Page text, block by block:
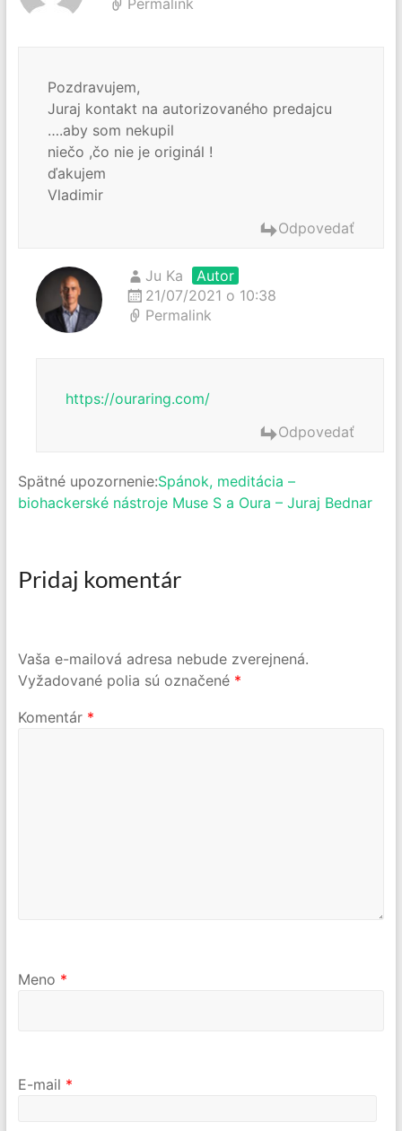
Pozdravujem,
Juraj kontakt na autorizovaného predajcu
….aby som nekupil
niečo ,čo nie je originál !
ďakujem
Vladimir
Odpovedať
Ju Ka
Autor
21/07/2021 o 10:38
Permalink
https://ouraring.com/
Odpovedať
Spätné upozornenie:Spánok, meditácia –
biohackerské nástroje Muse S a Oura – Juraj Bednar
Pridaj komentár
Vaša e-mailová adresa nebude zverejnená.
Vyžadované polia sú označené *
Komentár *
Meno *
E-mail *